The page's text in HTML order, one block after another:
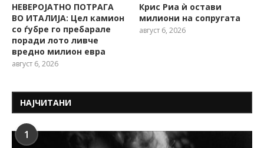
НЕВЕРОЈАТНО ПОТРАГА
ВО ИТАЛИЈА: Цел камион
со ѓубре го пребарале
поради лото ливче
вредно милион евра
август 6, 2026
Крис Риа ѝ остави
милиони на сопругата
август 6, 2026
НАЈЧИТАНИ
1